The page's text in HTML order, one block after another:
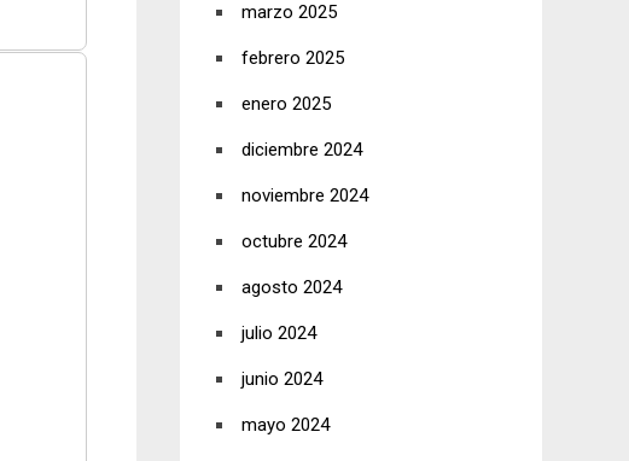
marzo 2025
febrero 2025
enero 2025
diciembre 2024
noviembre 2024
octubre 2024
agosto 2024
julio 2024
junio 2024
mayo 2024